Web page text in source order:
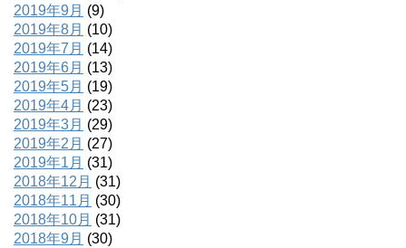
2019年9月 (9)
2019年8月 (10)
2019年7月 (14)
2019年6月 (13)
2019年5月 (19)
2019年4月 (23)
2019年3月 (29)
2019年2月 (27)
2019年1月 (31)
2018年12月 (31)
2018年11月 (30)
2018年10月 (31)
2018年9月 (30)